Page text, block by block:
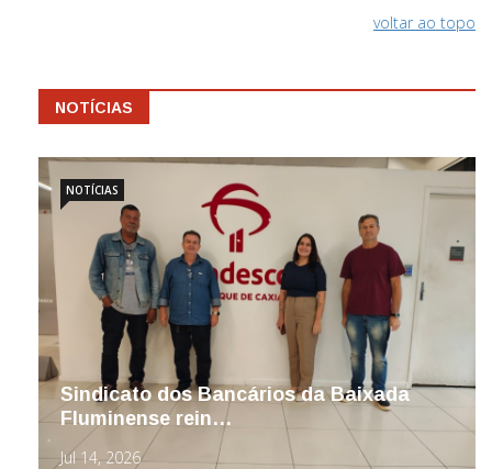
voltar ao topo
NOTÍCIAS
Sindicato dos Bancários da Baixada
Fluminense rein…
Jul 14, 2026
NOTÍCIAS